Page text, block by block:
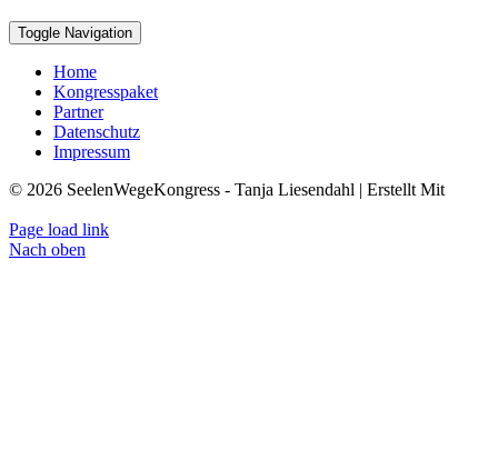
Toggle Navigation
Home
Kongresspaket
Partner
Datenschutz
Impressum
© 2026 SeelenWegeKongress - Tanja Liesendahl | Erstellt Mit
Page load link
Nach oben